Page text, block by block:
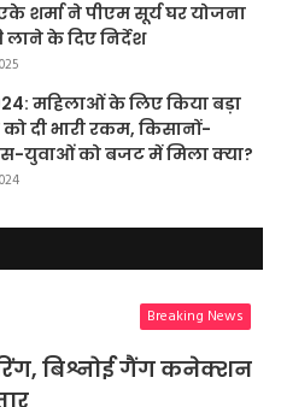
एके शर्मा ने पीएम सूर्य घर योजना
लाने के दिए निर्देश
महिलाओं के लिए किया बड़ा
दी भारी रकम, किसानों-
युवाओं को बजट में मिला क्या?
Breaking News
बिश्नोई गैंग कनेक्शन